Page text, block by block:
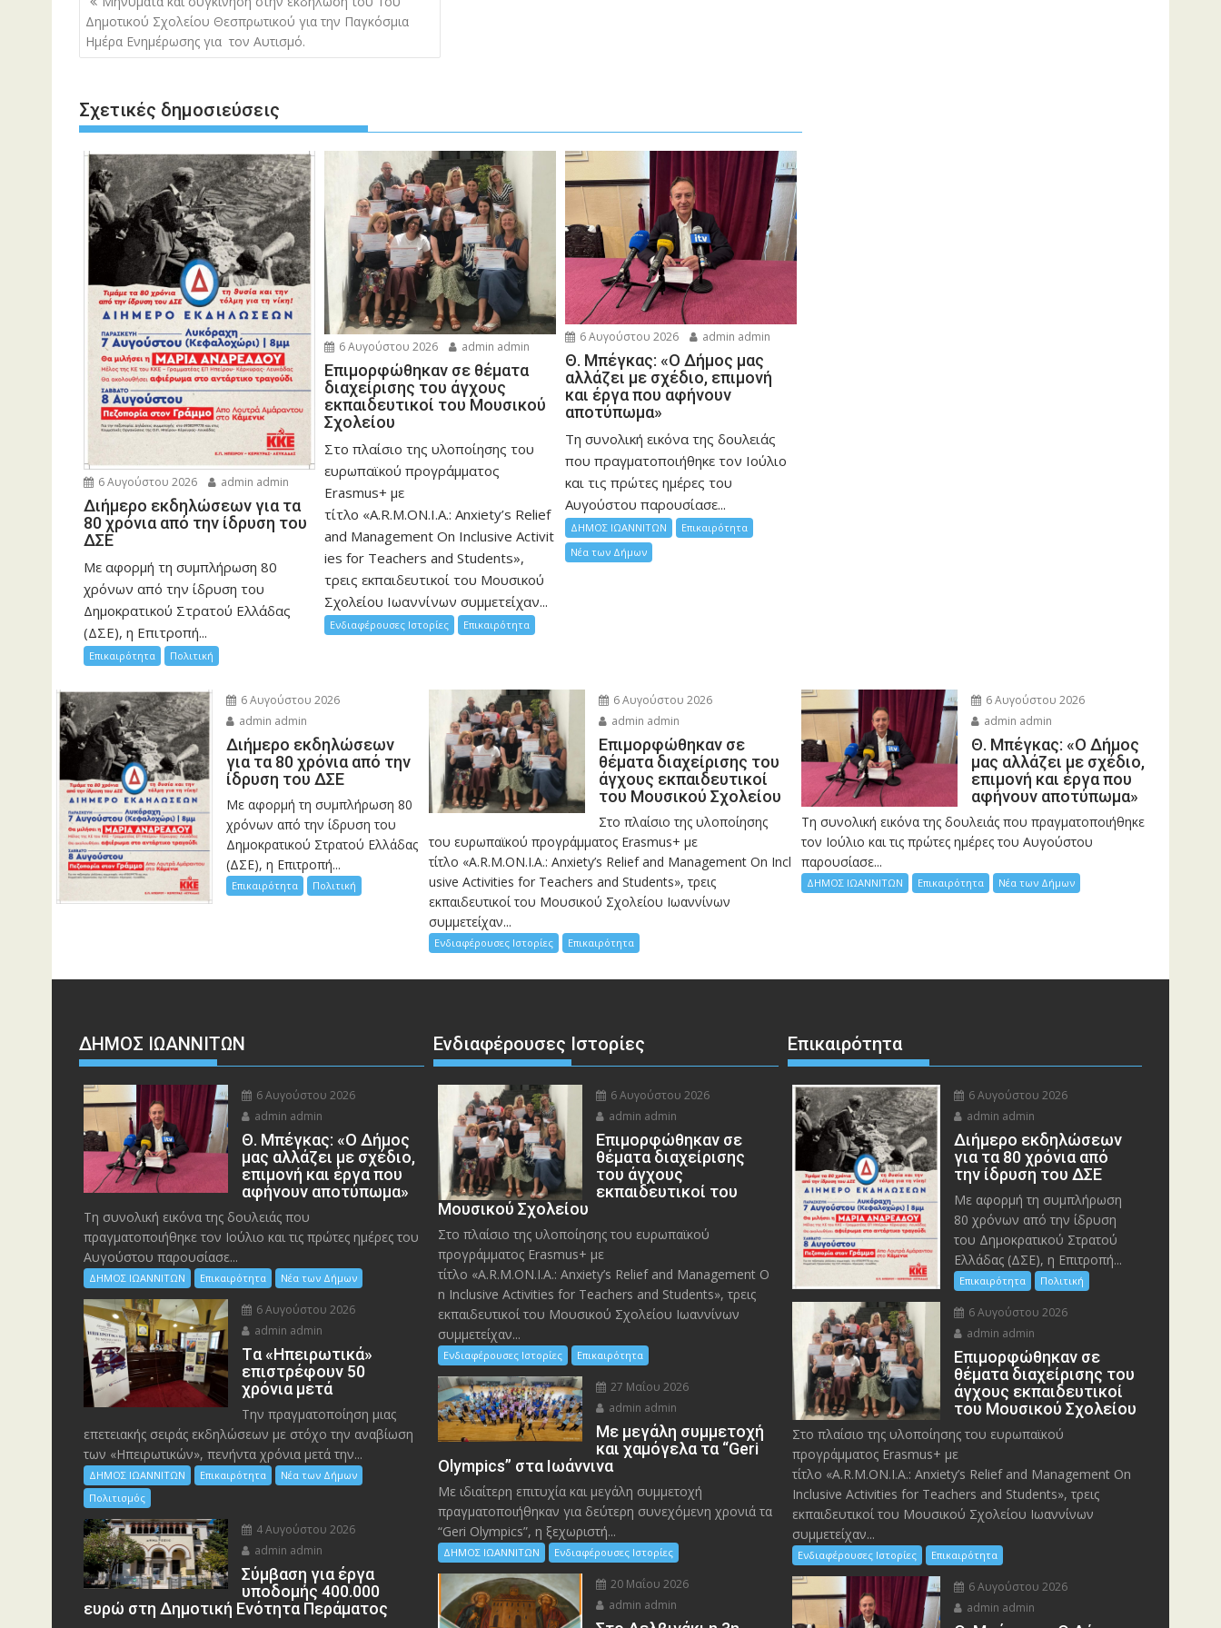
άρθρων
Δημοτικού Σχολείου Θεσπρωτικού για την Παγκόσμια
Ημέρα Ενημέρωσης για τον Αυτισμό.
Σχετικές δημοσιεύσεις
6 Αυγούστου 2026 admin admin
Διήμερο εκδηλώσεων για τα
80 χρόνια από την ίδρυση του
ΔΣΕ
Με αφορμή τη συμπλήρωση 80
χρόνων από την ίδρυση του
Δημοκρατικού Στρατού Ελλάδας
(ΔΣΕ), η Επιτροπή...
Επικαιρότητα Πολιτική
6 Αυγούστου 2026 admin admin
Eπιμορφώθηκαν σε θέματα
διαχείρισης του άγχους
εκπαιδευτικοί του Μουσικού
Σχολείου
Στο πλαίσιο της υλοποίησης του
ευρωπαϊκού προγράμματος
Erasmus+ με
τίτλο «A.R.M.ON.I.A.: Anxiety’s Relief
and Management On Inclusive Activit
ies for Teachers and Students»,
τρεις εκπαιδευτικοί του Μουσικού
Σχολείου Ιωαννίνων συμμετείχαν...
Ενδιαφέρουσες Ιστορίες Επικαιρότητα
6 Αυγούστου 2026 admin admin
Θ. Μπέγκας: «Ο Δήμος μας
αλλάζει με σχέδιο, επιμονή
και έργα που αφήνουν
αποτύπωμα»
Τη συνολική εικόνα της δουλειάς
που πραγματοποιήθηκε τον Ιούλιο
και τις πρώτες ημέρες του
Αυγούστου παρουσίασε...
ΔΗΜΟΣ ΙΩΑΝΝΙΤΩΝ
Επικαιρότητα
Νέα των Δήμων
6 Αυγούστου 2026
admin admin
Διήμερο εκδηλώσεων
για τα 80 χρόνια από την
ίδρυση του ΔΣΕ
Με αφορμή τη συμπλήρωση 80
χρόνων από την ίδρυση του
Δημοκρατικού Στρατού Ελλάδας
(ΔΣΕ), η Επιτροπή...
Επικαιρότητα Πολιτική
6 Αυγούστου 2026
admin admin
Eπιμορφώθηκαν σε
θέματα διαχείρισης του
άγχους εκπαιδευτικοί
του Μουσικού Σχολείου
Στο πλαίσιο της υλοποίησης
του ευρωπαϊκού προγράμματος Erasmus+ με
τίτλο «A.R.M.ON.I.A.: Anxiety’s Relief and Management On Incl
usive Activities for Teachers and Students», τρεις
εκπαιδευτικοί του Μουσικού Σχολείου Ιωαννίνων
συμμετείχαν...
Ενδιαφέρουσες Ιστορίες Επικαιρότητα
6 Αυγούστου 2026
admin admin
Θ. Μπέγκας: «Ο Δήμος
μας αλλάζει με σχέδιο,
επιμονή και έργα που
αφήνουν αποτύπωμα»
Τη συνολική εικόνα της δουλειάς που πραγματοποιήθηκε
τον Ιούλιο και τις πρώτες ημέρες του Αυγούστου
παρουσίασε...
ΔΗΜΟΣ ΙΩΑΝΝΙΤΩΝ Επικαιρότητα Νέα των Δήμων
ΔΗΜΟΣ ΙΩΑΝΝΙΤΩΝ
6 Αυγούστου 2026
admin admin
Θ. Μπέγκας: «Ο Δήμος
μας αλλάζει με σχέδιο,
επιμονή και έργα που
αφήνουν αποτύπωμα»
Τη συνολική εικόνα της δουλειάς που
πραγματοποιήθηκε τον Ιούλιο και τις πρώτες ημέρες του
Αυγούστου παρουσίασε...
ΔΗΜΟΣ ΙΩΑΝΝΙΤΩΝ Επικαιρότητα Νέα των Δήμων
6 Αυγούστου 2026
admin admin
Tα «Ηπειρωτικά»
επιστρέφουν 50
χρόνια μετά
Την πραγματοποίηση μιας
επετειακής σειράς εκδηλώσεων με στόχο την αναβίωση
των «Ηπειρωτικών», πενήντα χρόνια μετά την...
ΔΗΜΟΣ ΙΩΑΝΝΙΤΩΝ Επικαιρότητα
Νέα των Δήμων
Πολιτισμός
4 Αυγούστου 2026
admin admin
Σύμβαση για έργα
υποδομής 400.000
ευρώ στη Δημοτική Ενότητα Περάματος
Ενδιαφέρουσες Ιστορίες
6 Αυγούστου 2026
admin admin
Eπιμορφώθηκαν σε
θέματα διαχείρισης
του άγχους
εκπαιδευτικοί του
Μουσικού Σχολείου
Στο πλαίσιο της υλοποίησης του ευρωπαϊκού
προγράμματος Erasmus+ με
τίτλο «A.R.M.ON.I.A.: Anxiety’s Relief and Management O
n Inclusive Activities for Teachers and Students», τρεις
εκπαιδευτικοί του Μουσικού Σχολείου Ιωαννίνων
συμμετείχαν...
Ενδιαφέρουσες Ιστορίες Επικαιρότητα
27 Μαΐου 2026
admin admin
Με μεγάλη συμμετοχή
και χαμόγελα τα “Geri
Olympics” στα Ιωάννινα
Με ιδιαίτερη επιτυχία και μεγάλη συμμετοχή
πραγματοποιήθηκαν για δεύτερη συνεχόμενη χρονιά τα
“Geri Olympics”, η ξεχωριστή...
ΔΗΜΟΣ ΙΩΑΝΝΙΤΩΝ Ενδιαφέρουσες Ιστορίες
20 Μαΐου 2026
admin admin
Επικαιρότητα
6 Αυγούστου 2026
admin admin
Διήμερο εκδηλώσεων
για τα 80 χρόνια από
την ίδρυση του ΔΣΕ
Με αφορμή τη συμπλήρωση
80 χρόνων από την ίδρυση
του Δημοκρατικού Στρατού
Ελλάδας (ΔΣΕ), η Επιτροπή...
Επικαιρότητα Πολιτική
6 Αυγούστου 2026
admin admin
Eπιμορφώθηκαν σε
θέματα διαχείρισης του
άγχους εκπαιδευτικοί
του Μουσικού Σχολείου
Στο πλαίσιο της υλοποίησης του ευρωπαϊκού
προγράμματος Erasmus+ με
τίτλο «A.R.M.ON.I.A.: Anxiety’s Relief and Management On
Inclusive Activities for Teachers and Students», τρεις
εκπαιδευτικοί του Μουσικού Σχολείου Ιωαννίνων
συμμετείχαν...
Ενδιαφέρουσες Ιστορίες Επικαιρότητα
6 Αυγούστου 2026
admin admin